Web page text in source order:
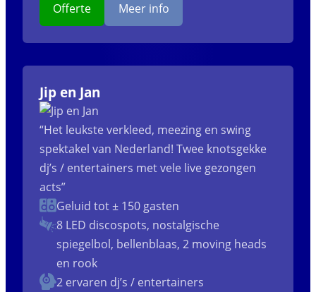
Offerte Meer info
Jip en Jan
“Het leukste verkleed, meezing en swing
spektakel van Nederland! Twee knotsgekke
dj’s / entertainers met vele live gezongen
acts”
Geluid tot ± 150 gasten
8 LED discospots, nostalgische
spiegelbol, bellenblaas, 2 moving heads
en rook
2 ervaren dj’s / entertainers